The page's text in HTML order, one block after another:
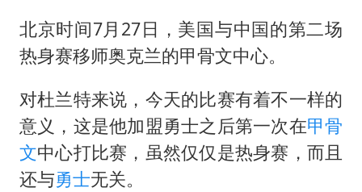
构建更高水平的全民健身公共服务体系
景区回应“麦积山石窟看完需2000元”
曹颖儿子首次演长剧
以军士兵把枪口对准中国记者
北京时间7月27日，美国与中国的第二场
热身赛移师奥克兰的甲骨文中心。
对杜兰特来说，今天的比赛有着不一样的
意义，这是他加盟勇士之后第一次在甲骨
文中心打比赛，虽然仅仅是热身赛，而且
还与勇士无关。